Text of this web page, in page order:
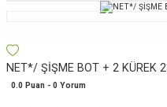
NET*/ ŞİŞME BOT + 2 KÜREK
0.0 Puan - 0 Yorum